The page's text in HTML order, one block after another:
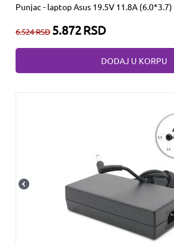
Punjac - laptop Asus 19.5V 11.8A (6.0*3.7)
6.524RSD 5.872RSD
DODAJ U KORPU